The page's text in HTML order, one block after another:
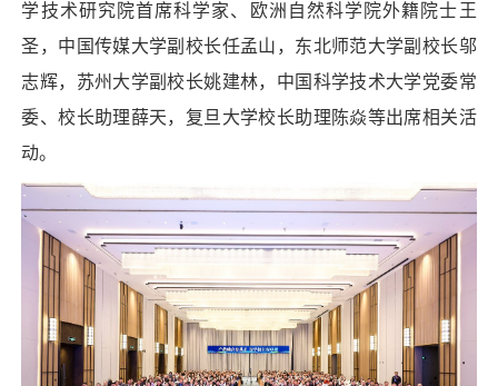
学技术研究院首席科学家、欧洲自然科学院外籍院士王
圣，中国传媒大学副校长任孟山，东北师范大学副校长邬
志辉，苏州大学副校长姚建林，中国科学技术大学党委常
委、校长助理薛天，复旦大学校长助理陈焱等出席相关活
动。